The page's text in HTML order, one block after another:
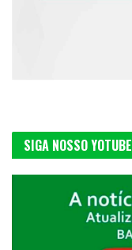
SIGA NOSSO YOTUBE